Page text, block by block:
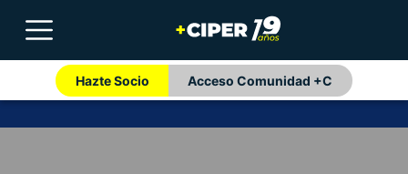
Hazte Socio Acceso Comunidad +C